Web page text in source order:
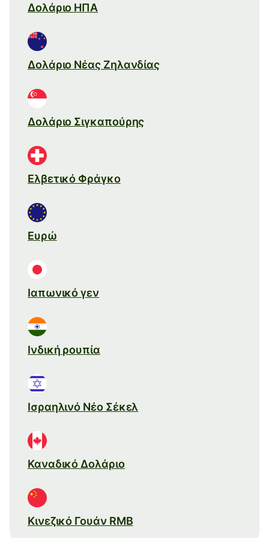
Δολάριο ΗΠΑ
Δολάριο Νέας Ζηλανδίας
Δολάριο Σιγκαπούρης
Ελβετικό Φράγκο
Ευρώ
Ιαπωνικό γεν
Ινδική ρουπία
Ισραηλινό Νέο Σέκελ
Καναδικό Δολάριο
Κινεζικό Γουάν RMB